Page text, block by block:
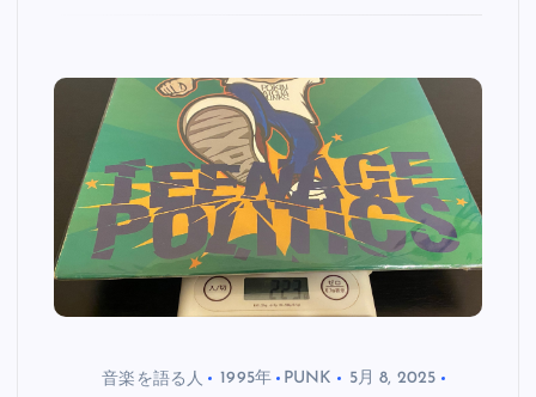
音楽を語る人 1995年 PUNK
5月 8, 2025